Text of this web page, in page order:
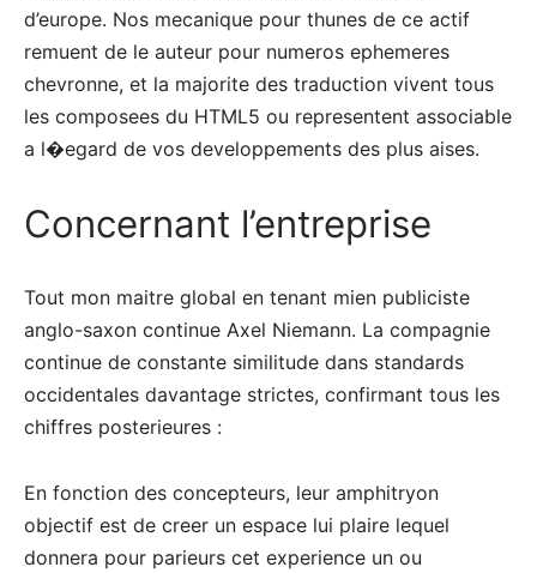
d’europe. Nos mecanique pour thunes de ce actif
remuent de le auteur pour numeros ephemeres
chevronne, et la majorite des traduction vivent tous
les composees du HTML5 ou representent associable
a l�egard de vos developpements des plus aises.
Concernant l’entreprise
Tout mon maitre global en tenant mien publiciste
anglo-saxon continue Axel Niemann. La compagnie
continue de constante similitude dans standards
occidentales davantage strictes, confirmant tous les
chiffres posterieures :
En fonction des concepteurs, leur amphitryon
objectif est de creer un espace lui plaire lequel
donnera pour parieurs cet experience un ou